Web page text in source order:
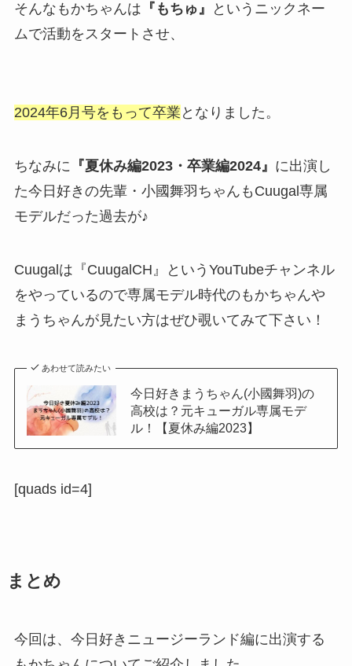
そんなもかちゃんは 『もちゅ』
というニックネー
ムで活動をスタートさせ、
2024年6月号をもって卒業 となりました。
ちなみに 『夏休み編2023・卒業編2024』 に出演し
た今日好きの先輩・小國舞羽ちゃんもCuugal専属
モデルだった過去が♪
Cuugalは『CuugalCH』というYouTubeチャンネル
をやっているので専属モデル時代のもかちゃんや
まうちゃんが見たい方はぜひ覗いてみて下さい！
あわせて読みたい
今日好きまうちゃん(小國舞羽)の
高校は？元キューガル専属モデ
ル！【夏休み編2023】
[quads id=4]
まとめ
今回は、今日好きニュージーランド編に出演する